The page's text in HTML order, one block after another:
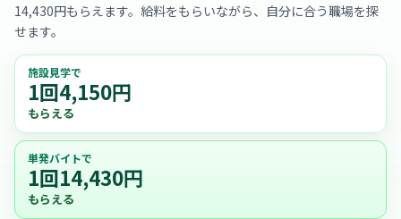
14,430円もらえます。給料をもらいながら、自分に合う職場を探
せます。
施設見学で
1回4,150円
もらえる
単発バイトで
1回14,430円
もらえる